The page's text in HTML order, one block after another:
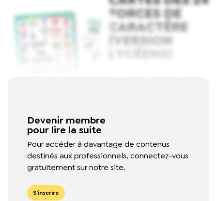
FORCES DE
CARACTÈRE
(VERSION
LYCÉENS)
représentant les 24 forces
de caractère avec leurs
définitions.
Devenir membre
pour lire la suite
Pour accéder à davantage de contenus
destinés aux professionnels, connectez-vous
gratuitement sur notre site.
S'inscrire